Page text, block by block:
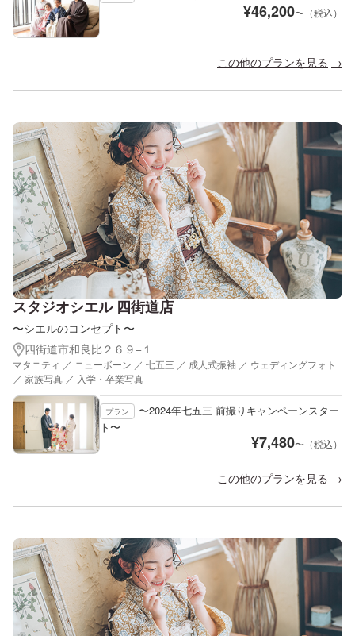
¥46,200〜（税込）
この他のプランを見る
スタジオシエル 四街道店
〜シエルのコンセプト〜
四街道市和良比２６９−１
マタニティ ／ ニューボーン ／ 七五三 ／ 成人式振袖 ／ ウェディングフォト
／ 家族写真 ／ 入学・卒業写真
プラン
〜2024年七五三 前撮りキャンペーンスター
ト〜
¥7,480〜（税込）
この他のプランを見る